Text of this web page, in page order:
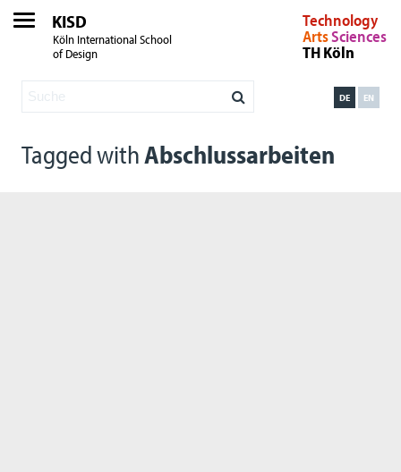
KISD
Köln International School
of Design
Technology
ArtsSciences
TH Köln
EN
DE
Tagged withAbschlussarbeiten